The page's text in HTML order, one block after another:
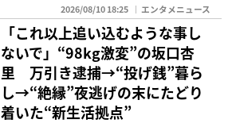
2026/08/10 18:25 エンタメニュース
「これ以上追い込むような事し
ないで」“98kg激変”の坂口杏
里 万引き逮捕→“投げ銭”暮ら
し→“絶縁”夜逃げの末にたどり
着いた“新生活拠点”